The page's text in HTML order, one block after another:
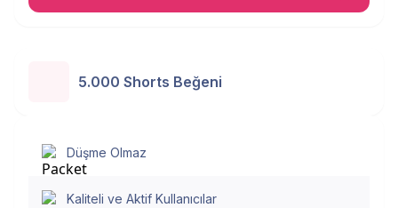
5.000 Shorts Beğeni
Düşme Olmaz
Kaliteli ve Aktif Kullanıcılar